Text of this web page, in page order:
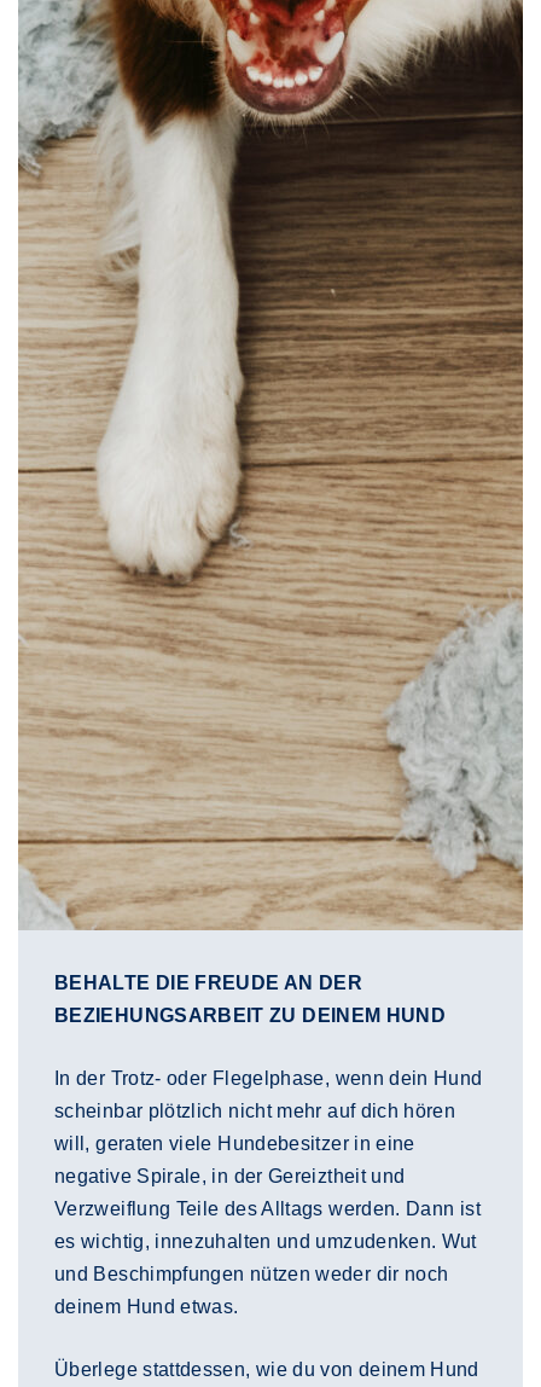
BEHALTE DIE FREUDE AN DER
BEZIEHUNGSARBEIT ZU DEINEM HUND
In der Trotz- oder Flegelphase, wenn dein Hund
scheinbar plötzlich nicht mehr auf dich hören
will, geraten viele Hundebesitzer in eine
negative Spirale, in der Gereiztheit und
Verzweiflung Teile des Alltags werden. Dann ist
es wichtig, innezuhalten und umzudenken. Wut
und Beschimpfungen nützen weder dir noch
deinem Hund etwas.
Überlege stattdessen, wie du von deinem Hund